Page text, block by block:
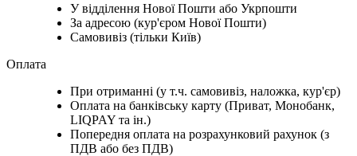
У відділення Нової Пошти або Укрпошти
За адресою (кур'єром Нової Пошти)
Самовивіз (тільки Київ)
Оплата
При отриманні (у т.ч. самовивіз, наложка, кур'єр)
Оплата на банківську карту (Приват, Монобанк,
LIQPAY та ін.)
Попередня оплата на розрахунковий рахунок (з
ПДВ або без ПДВ)